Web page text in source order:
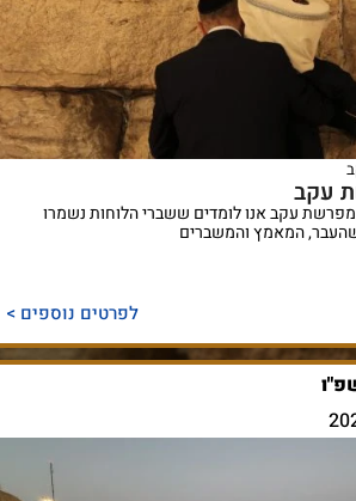
עקב
עקב אנו לומדים ששברי הלוחות נשמרו
שהעבר, המאמץ והמשברים
לפרטים נוספים >